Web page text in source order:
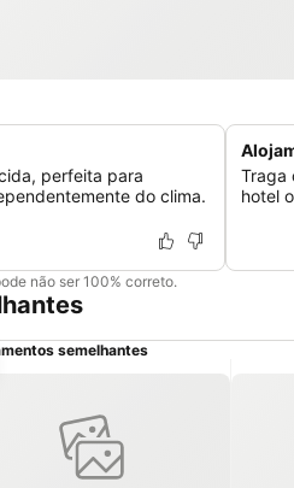
perfeita para
do clima.
Traga
hotel
não ser 100% correto.
semelhantes